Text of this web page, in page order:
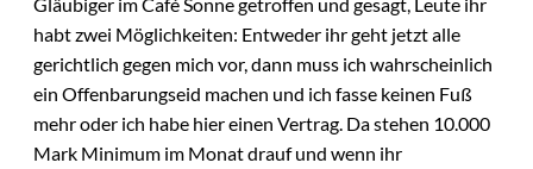
habt zwei Möglichkeiten: Entweder ihr geht jetzt alle
gerichtlich gegen mich vor, dann muss ich wahrscheinlich
ein Offenbarungseid machen und ich fasse keinen Fuß
mehr oder ich habe hier einen Vertrag. Da stehen 10.000
Mark Minimum im Monat drauf und wenn ihr